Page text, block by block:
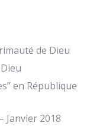
de Dieu
en République
Janvier 2018